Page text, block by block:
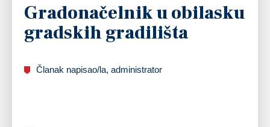
Gradonačelnik u obilasku
gradskih gradilišta
Članak napisao/la, administrator